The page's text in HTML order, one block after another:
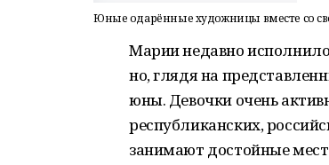
Юные одарённые художницы вместе со
Марии недавно
но, глядя на
юны. Девочки очень
республиканских,
занимают достойные